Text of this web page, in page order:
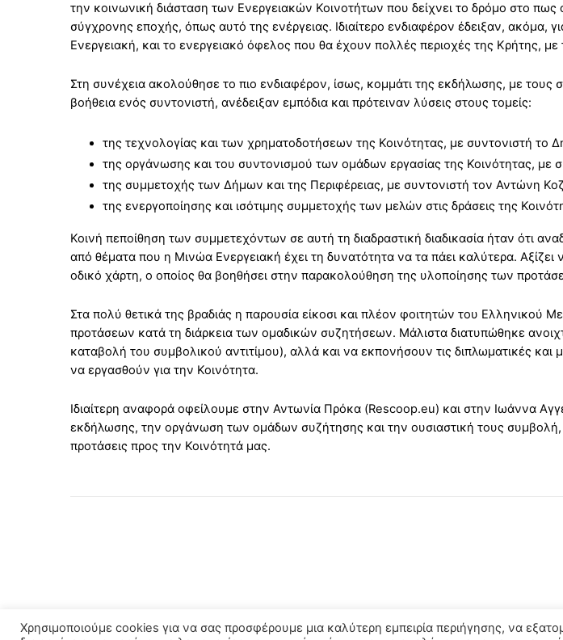
την κοινωνική διάσταση των Ενεργειακών Κοινοτήτων που δείχνει το δρόμο στο
σύγχρονης εποχής, όπως αυτό της ενέργειας. Ιδιαίτερο ενδιαφέρον έδειξαν, ακόμα,
Ενεργειακή, και το ενεργειακό όφελος που θα έχουν πολλές περιοχές της Κρήτης,
Στη συνέχεια ακολούθησε το πιο ενδιαφέρον, ίσως, κομμάτι της εκδήλωσης, με
βοήθεια ενός συντονιστή, ανέδειξαν εμπόδια και πρότειναν λύσεις στους τομείς:
της τεχνολογίας και των χρηματοδοτήσεων της Κοινότητας, με συντονιστή το
της οργάνωσης και του συντονισμού των ομάδων εργασίας της Κοινότητας,
της συμμετοχής των Δήμων και της Περιφέρειας, με συντονιστή τον Αντώνη
της ενεργοποίησης και ισότιμης συμμετοχής των μελών στις δράσεις της
Κοινή πεποίθηση των συμμετεχόντων σε αυτή τη διαδραστική διαδικασία ήταν ότι
από θέματα που η Μινώα Ενεργειακή έχει τη δυνατότητα να τα πάει καλύτερα.
οδικό χάρτη, ο οποίος θα βοηθήσει στην παρακολούθηση της υλοποίησης των
Στα πολύ θετικά της βραδιάς η παρουσία είκοσι και πλέον φοιτητών του
προτάσεων κατά τη διάρκεια των ομαδικών συζητήσεων. Μάλιστα διατυπώθηκε
καταβολή του συμβολικού αντιτίμου), αλλά και να εκπονήσουν τις διπλωματικές και
να εργασθούν για την Κοινότητα.
Ιδιαίτερη αναφορά οφείλουμε στην Αντωνία Πρόκα (Rescoop.eu) και στην Ιωάννα
εκδήλωσης, την οργάνωση των ομάδων συζήτησης και την ουσιαστική τους
προτάσεις προς την Κοινότητά μας.
Χρησιμοποιούμε cookies για να σας προσφέρουμε μια καλύτερη εμπειρία περιήγησης, να